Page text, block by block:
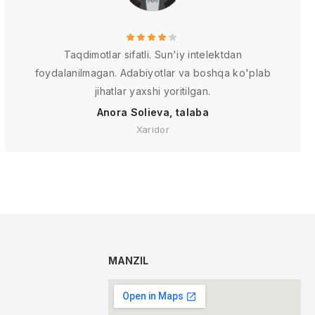
Taqdimotlar sifatli. Sun'iy intelektdan
foydalanilmagan. Adabiyotlar va boshqa ko'plab
jihatlar yaxshi yoritilgan.
Anora Solieva, talaba
Xaridor
MANZIL